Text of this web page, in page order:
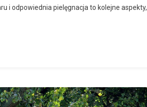
i odpowiednia pielęgnacja to kolejne aspekty,